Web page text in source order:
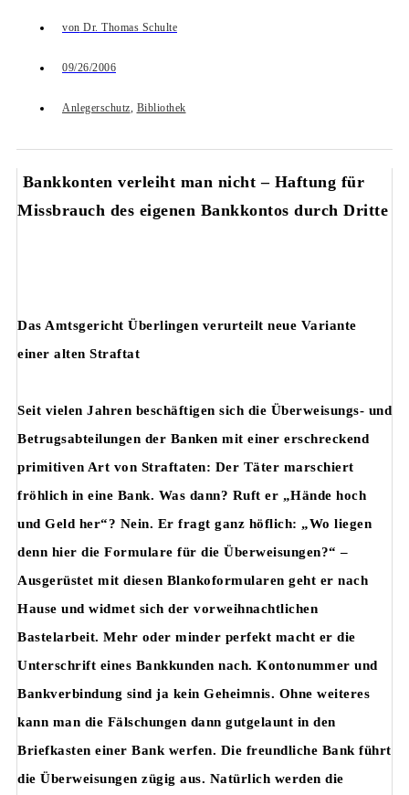
von Dr. Thomas Schulte
09/26/2006
Anlegerschutz, Bibliothek
Bankkonten verleiht man nicht – Haftung für
Missbrauch des eigenen Bankkontos durch Dritte
Das Amtsgericht Überlingen verurteilt neue Variante
einer alten Straftat
Seit vielen Jahren beschäftigen sich die Überweisungs- und
Betrugsabteilungen der Banken mit einer erschreckend
primitiven Art von Straftaten: Der Täter marschiert
fröhlich in eine Bank. Was dann? Ruft er „Hände hoch
und Geld her“? Nein. Er fragt ganz höflich: „Wo liegen
denn hier die Formulare für die Überweisungen?“ –
Ausgerüstet mit diesen Blankoformularen geht er nach
Hause und widmet sich der vorweihnachtlichen
Bastelarbeit. Mehr oder minder perfekt macht er die
Unterschrift eines Bankkunden nach. Kontonummer und
Bankverbindung sind ja kein Geheimnis. Ohne weiteres
kann man die Fälschungen dann gutgelaunt in den
Briefkasten einer Bank werfen. Die freundliche Bank führt
die Überweisungen zügig aus. Natürlich werden die